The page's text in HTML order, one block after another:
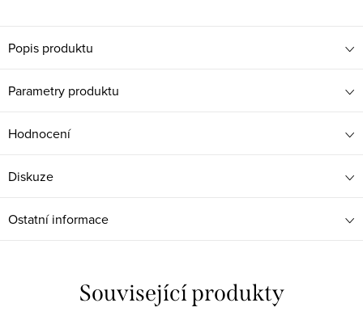
Popis produktu
Parametry produktu
Hodnocení
Diskuze
Ostatní informace
Související produkty